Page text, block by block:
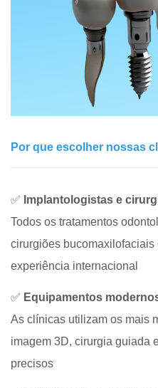
Por que escolher nossas
✅ Implantologistas e
Todos os tratamentos
cirurgiões bucomaxilofaciais
experiência internacional
✅ Equipamentos
As clínicas utilizam os mais
imagem 3D, cirurgia guiada
precisos